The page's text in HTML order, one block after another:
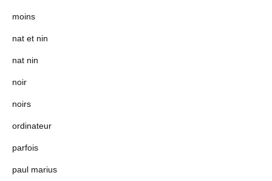
moins
nat et nin
nat nin
noir
noirs
ordinateur
parfois
paul marius